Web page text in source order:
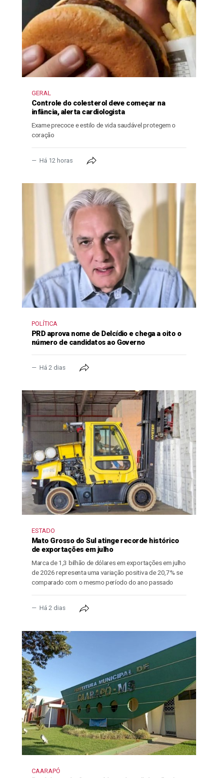
GERAL
Controle do colesterol deve começar na
infância, alerta cardiologista
Exame precoce e estilo de vida saudável protegem o
coração
Há 12 horas
POLÍTICA
PRD aprova nome de Delcídio e chega a oito o
número de candidatos ao Governo
Há 2 dias
ESTADO
Mato Grosso do Sul atinge recorde histórico
de exportações em julho
Marca de 1,3 bilhão de dólares em exportações em julho
de 2026 representa uma variação positiva de 20,7% se
comparado com o mesmo período do ano passado
Há 2 dias
CAARAPÓ